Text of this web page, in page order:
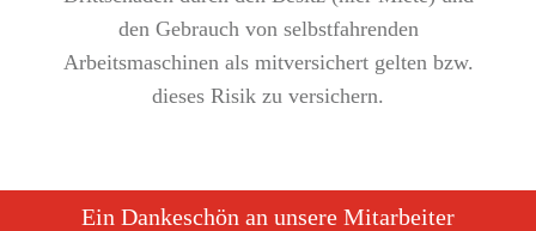
den Gebrauch von selbstfahrenden
Arbeitsmaschinen als mitversichert gelten bzw.
dieses Risik zu versichern.
Ein Dankeschön an unsere Mitarbeiter